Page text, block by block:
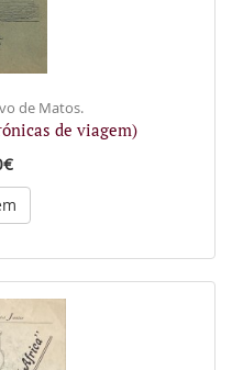
de Matos.
de viagem)